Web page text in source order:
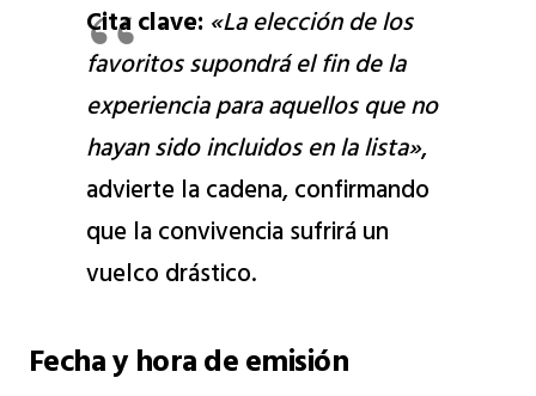
Cita clave: «La elección de los
favoritos supondrá el fin de la
experiencia para aquellos que no
hayan sido incluidos en la lista»,
advierte la cadena, confirmando
que la convivencia sufrirá un
vuelco drástico.
Fecha y hora de emisión